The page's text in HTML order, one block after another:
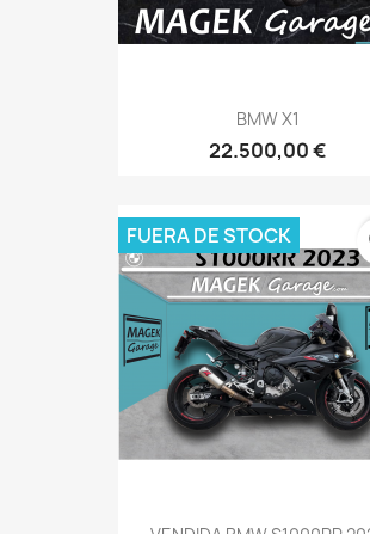
BMW X1
22.500,00 €
FUERA DE STOCK